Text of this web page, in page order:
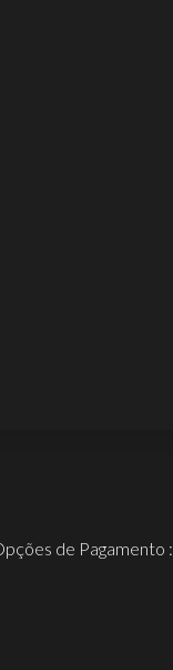
de Pagamento :